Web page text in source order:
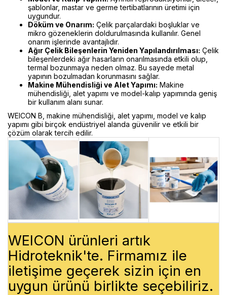
şablonlar, mastar ve germe tertibatlarının üretimi için
uygundur.
Döküm ve Onarım: Çelik parçalardaki boşluklar ve
mikro gözeneklerin doldurulmasında kullanılır. Genel
onarım işlerinde avantajlıdır.
Ağır Çelik Bileşenlerin Yeniden Yapılandırılması: Çelik
bileşenlerdeki ağır hasarların onarılmasında etkili olup,
termal bozunmaya neden olmaz. Bu sayede metal
yapının bozulmadan korunmasını sağlar.
Makine Mühendisliği ve Alet Yapımı: Makine
mühendisliği, alet yapımı ve model-kalıp yapımında geniş
bir kullanım alanı sunar.
WEICON B, makine mühendisliği, alet yapımı, model ve kalıp
yapımı gibi birçok endüstriyel alanda güvenilir ve etkili bir
çözüm olarak tercih edilir.
WEICON ürünleri artık
Hidroteknik'te. Firmamız ile
iletişime geçerek sizin için en
uygun ürünü birlikte seçebiliriz.